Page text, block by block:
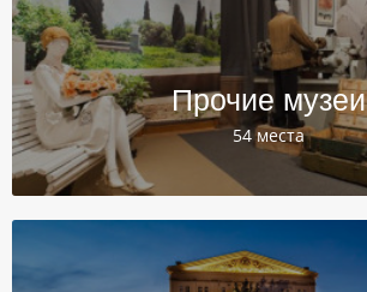
Прочие музеи
54 места